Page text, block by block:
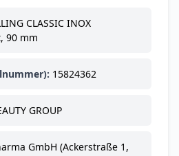
CLASSIC INOX
90 mm
15824362
GROUP
GmbH (Ackerstraße 1,